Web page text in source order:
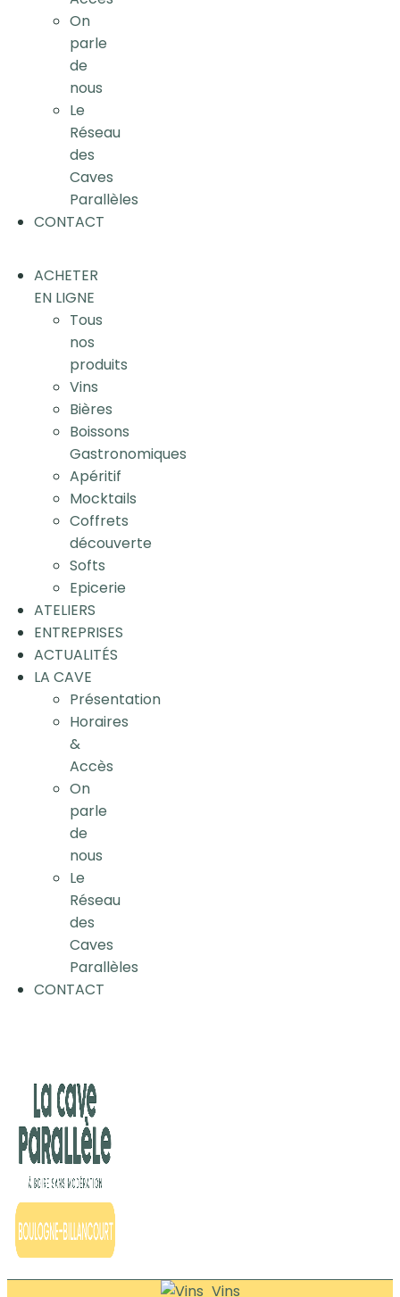
On
parle
de
nous
Le
Réseau
des
Caves
Parallèles
CONTACT
ACHETER
EN LIGNE
Tous
nos
produits
Vins
Bières
Boissons
Gastronomiques
Apéritif
Mocktails
Coffrets
découverte
Softs
Epicerie
ATELIERS
ENTREPRISES
ACTUALITÉS
LA CAVE
Présentation
Horaires
&
Accès
On
parle
de
nous
Le
Réseau
des
Caves
Parallèles
CONTACT
Vins